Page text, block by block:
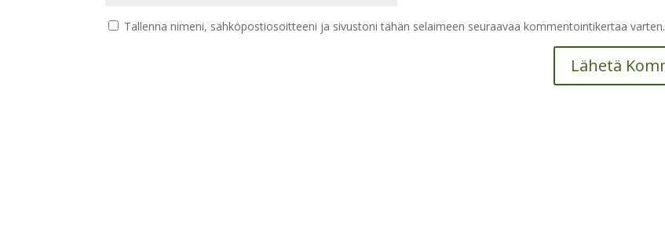
Tallenna nimeni, sähköpostiosoitteeni ja sivustoni tähän selaimeen seuraavaa kommentointikertaa varten.